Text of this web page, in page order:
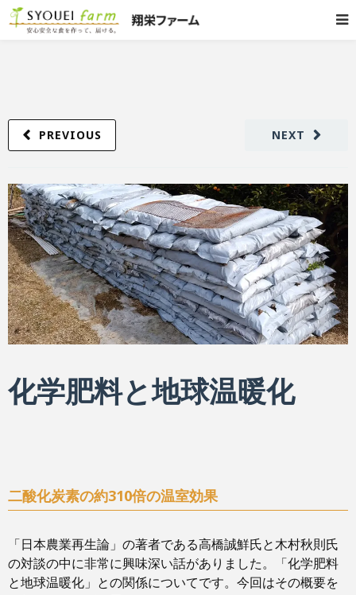
NEXT
PREVIOUS
化学肥料と地球温暖化
二酸化炭素の約310倍の温室効果
「日本農業再生論」の著者である高橋誠鮮氏と木村秋則氏
の対談の中に非常に興味深い話がありました。「化学肥料
と地球温暖化」との関係についてです。今回はその概要を